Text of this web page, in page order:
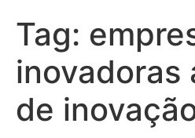
Tag:
inovadoras
de